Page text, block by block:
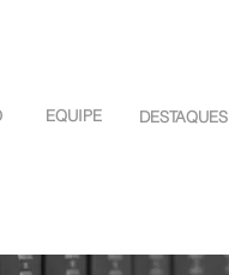
EQUIPE DESTAQUES